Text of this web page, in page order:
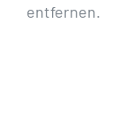
entfernen.